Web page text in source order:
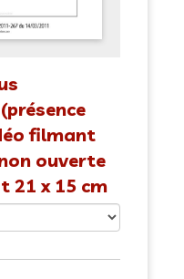
filmant
ouverte
21 x 15 cm